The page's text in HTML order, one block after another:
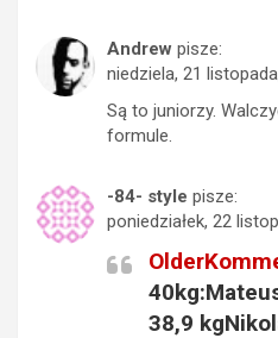
Andrew pisze:
niedziela, 21
Są to juniorzy.
formule.
-84- style pisze:
poniedziałek, 22
38,9